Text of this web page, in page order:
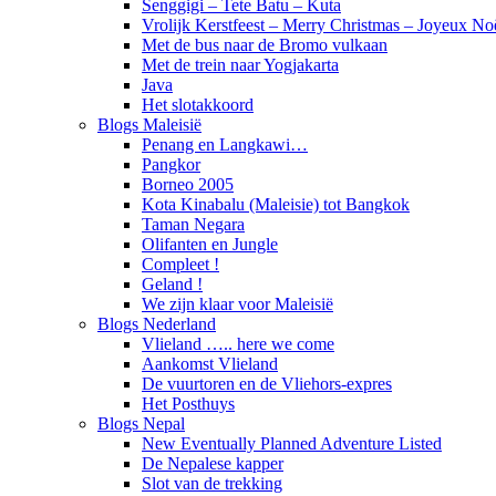
Senggigi – Tete Batu – Kuta
Vrolijk Kerstfeest – Merry Christmas – Joyeux
Met de bus naar de Bromo vulkaan
Met de trein naar Yogjakarta
Java
Het slotakkoord
Blogs Maleisië
Penang en Langkawi…
Pangkor
Borneo 2005
Kota Kinabalu (Maleisie) tot Bangkok
Taman Negara
Olifanten en Jungle
Compleet !
Geland !
We zijn klaar voor Maleisië
Blogs Nederland
Vlieland ….. here we come
Aankomst Vlieland
De vuurtoren en de Vliehors-expres
Het Posthuys
Blogs Nepal
New Eventually Planned Adventure Listed
De Nepalese kapper
Slot van de trekking